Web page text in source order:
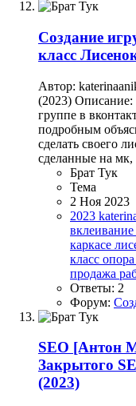
Создание
класс
Автор:
(2023) Описание:
группе в
подробным
сделать своего
сделанные на
Брат Тук
Тема
2 Ноя 2023
2023
вклеивание
каркасе
класс
продажа
Ответы: 2
Форум:
SEO [Антон
Закрытого
(2023)